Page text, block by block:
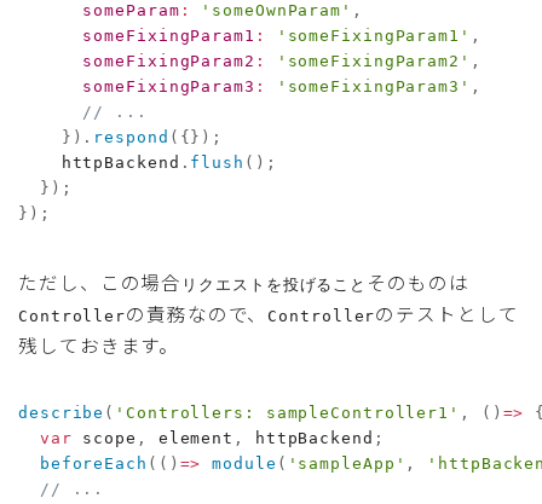
someParam : 'someOwnParam' ,
someFixingParam1 : 'someFixingParam1' ,
someFixingParam2 : 'someFixingParam2' ,
someFixingParam3 : 'someFixingParam3' ,
// ...
} ) . respond ( { } ) ;
    httpBackend
. flush ( ) ;
} ) ;
} ) ;
ただし、この場合 リクエストを投げること そのものは
Controllerの責務なので、 Controllerのテストとして
残しておきます。
describe ( 'Controllers: sampleController1' , ( ) =>
var scope , element , httpBackend ;
beforeEach ( ( ) => module ( 'sampleApp' ,
// ...